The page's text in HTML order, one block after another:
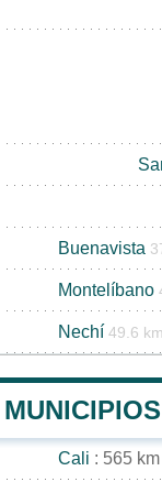
Buenavista
Montelíbano
Nechí 49.6 km
Cali : 565 km